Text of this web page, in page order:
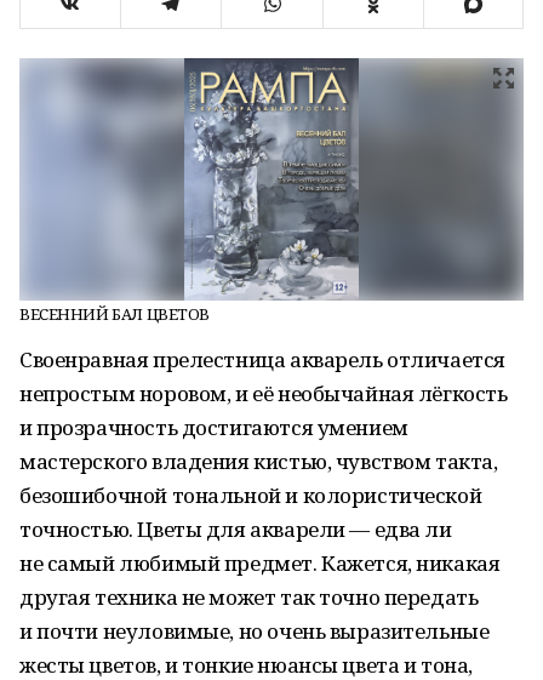
ВЕСЕННИЙ БАЛ ЦВЕТОВ
Своенравная прелестница акварель отличается
непростым норовом, и её необычайная лёгкость
и прозрачность достигаются умением
мастерского владения кистью, чувством такта,
безошибочной тональной и колористической
точностью. Цветы для акварели — едва ли
не самый любимый предмет. Кажется, никакая
другая техника не может так точно передать
и почти неуловимые, но очень выразительные
жесты цветов, и тонкие нюансы цвета и тона,